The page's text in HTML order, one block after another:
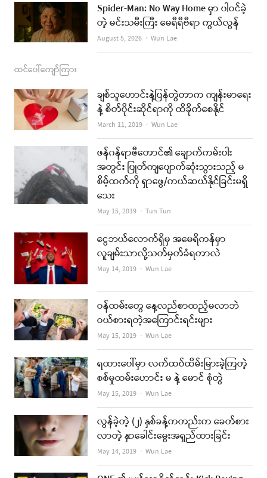
Spider-Man: No Way Home မှာ ပါဝင်ခဲ့
တဲ့ မင်းသမီးကြီး မေရီရီဗီရာ ကွယ်လွန်
August 5, 2026 Author
Wun Lae
ထင်ပေါ်ကျော်ကြား
ချစ်သူဟောင်းနဲ့ပြန်တွဲတာက ကျန်းမာရေး
နဲ့ စိတ်ပိုင်းဆိုင်ရာကို ထိခိုက်စေနိုင်
March 11, 2019 Author
Wun Lae
ဖန်ဂန်ရာဇီတောင်၏ ချောက်ကမ်းပါး
အတွင်း ပြုတ်ကျပျောက်ဆုံးသွားသည့် မ
စိမ့်ထက်ကို ရှာဖွေ/ကယ်ဆယ်နိုင်ခြင်းမရှိ
သေး
May 15, 2019 Author
Tun Tun
ငွေဘယ်လောက်ရှိမှ အမေရိကန်မှာ
လူချမ်းသာလို့သတ်မှတ်ခံရတာလဲ
May 14, 2019 Author
Wun Lae
ဝန်ထမ်းတွေ နေ့လည်စာထည့်မလာဘဲ
ဝယ်စားရတဲ့အကြောင်းရင်းများ
May 15, 2019 Author
Wun Lae
ရထားပေါ်မှာ လက်ထပ်ထိမ်းမြားခဲ့ကြတဲ့
စစ်မှုထမ်းဟောင်း မ နဲ့ မောင် စုံတွဲ
May 15, 2019 Author
Wun Lae
လွန်ခဲ့တဲ့ (၂) နှစ်ခန့်ကတည်းက ခေတ်စား
လာတဲ့ နှာခေါင်းမွေးအရှည်ထားခြင်း
May 14, 2019 Author
Wun Lae